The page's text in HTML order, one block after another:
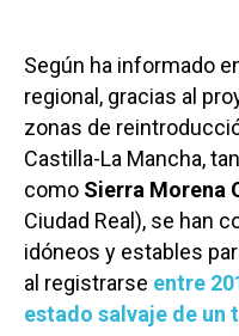
Según ha informado
regional, gracias al
zonas de
Castilla-La Mancha,
como Sierra Morena
Ciudad Real), se han
idóneos y estables
al registrarse entre
estado salvaje de un